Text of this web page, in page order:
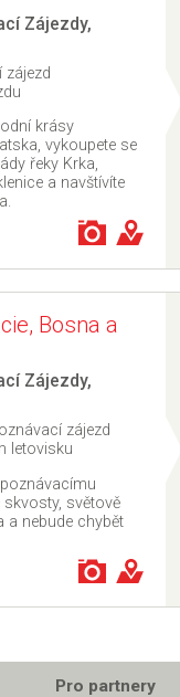
Zájezdy,
zájezd
krásy
vykoupete se
řeky Krka,
a navštívíte
Bosna a
Zájezdy,
zájezd
letovisku
skvosty, světově
a nebude chybět
Pro partnery